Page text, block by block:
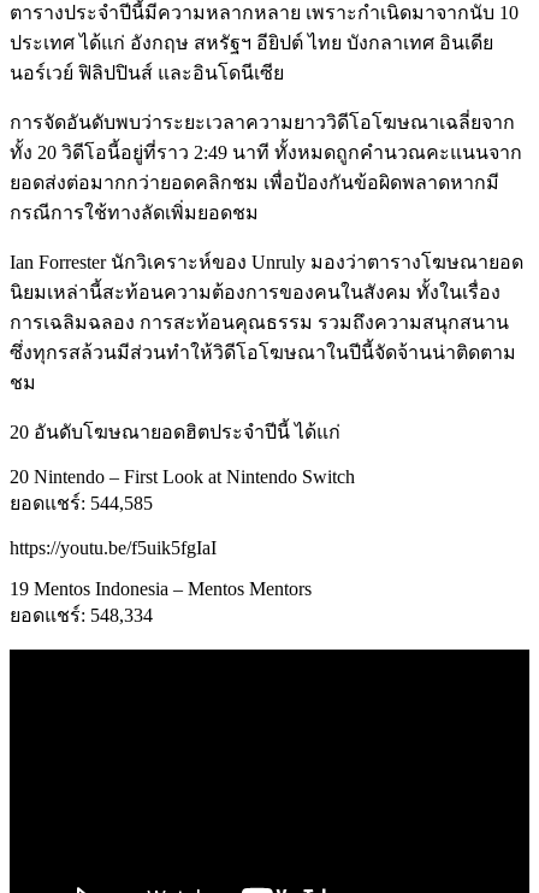
ตารางประจำปีนี้มีความหลากหลาย เพราะกำเนิดมาจากนับ 10
ประเทศ ได้แก่ อังกฤษ สหรัฐฯ อียิปต์ ไทย บังกลาเทศ อินเดีย
นอร์เวย์ ฟิลิปปินส์ และอินโดนีเซีย
การจัดอันดับพบว่าระยะเวลาความยาววิดีโอโฆษณาเฉลี่ยจาก
ทั้ง 20 วิดีโอนี้อยู่ที่ราว 2:49 นาที ทั้งหมดถูกคำนวณคะแนนจาก
ยอดส่งต่อมากกว่ายอดคลิกชม เพื่อป้องกันข้อผิดพลาดหากมี
กรณีการใช้ทางลัดเพิ่มยอดชม
Ian Forrester นักวิเคราะห์ของ Unruly มองว่าตารางโฆษณายอด
นิยมเหล่านี้สะท้อนความต้องการของคนในสังคม ทั้งในเรื่อง
การเฉลิมฉลอง การสะท้อนคุณธรรม รวมถึงความสนุกสนาน
ซึ่งทุกรสล้วนมีส่วนทำให้วิดีโอโฆษณาในปีนี้จัดจ้านน่าติดตาม
ชม
20 อันดับโฆษณายอดฮิตประจำปีนี้ ได้แก่ ​
20 Nintendo – First Look at Nintendo Switch
ยอดแชร์: 544,585
https://youtu.be/f5uik5fgIaI
19 Mentos Indonesia – Mentos Mentors
ยอดแชร์: 548,334